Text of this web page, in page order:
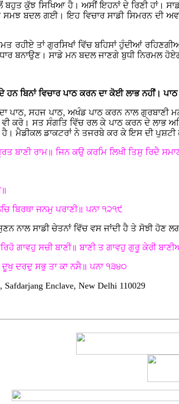
ਕੁੱਝ ਸਿਖਿਆ ਹੈ। ਅਸੀਂ ਇਹਨਾਂ ਦੇ ਰਿਣੀ ਹਾਂ।
ਸਮਝ ਬਦਲ ਗਈ। ਇਹ ਵਿਚਾਰ ਸਾਡੀ ਸਿਮਰਨ
ਰਹੀਏ ਤਾਂ ਗੁਰਸਿਖਾਂ ਵਿੱਚ ਬਹਿਸਾਂ ਹੁੰਦੀਆਂ
ਬਨਾਉਣ। ਸਾਡੇ ਮਨ ਬਦਲ ਜਾਣਗੇ ਬੁਧੀ ਨਿਰਮਲ
ਹਨ ਬਿਨਾਂ ਵਿਚਾਰ ਪਾਠ ਕਰਨ ਦਾ ਕੋਈ ਲਾਭ ਨਹੀਂ।
ਦਾ ਪਾਠ, ਸਹਜ ਪਾਠ, ਅਖੰਡ ਪਾਠ ਕਰਨ ਨਾਲ
ਕਰੋ। ਸਤ ਸੰਗਤਿ ਵਿੱਚ ਰਲ ਕੇ ਪਾਠ ਕਰਨ ਦੇ ਲਾਭ
ਮੈਡੀਕਲ ਡਾਕਟਰਾਂ ਨੇ ਤਜਰਬੇ ਕਰ ਕੇ ਇਸ ਦੀ ਪੁਸ਼ਟੀ
ਬਾਣੀ ਰਾਮ॥ ਜਿਨ ਕਉ ਕਰਮਿ ਲਿਖੀ ਤਿਸੁ ਰਿਦੈ
ਬਿਰਥਾ ਜਨਮੁ ਪਰਾਣੀ॥ ਪਨਾ ੧੨੧੯
ਨਾਲ ਸਾਡੀ ਚੇਤਨਾਂ ਵਿੱਚ ਵਸ ਜਾਂਦੀ ਹੈ ਤੇ ਸੋਝੀ ਹੋਣ
ਗਾਵਹੁ ਸਚੀ ਬਾਣੀ॥ ਬਾਣੀ ਤ ਗਾਵਹੁ ਗੁਰੂ ਕੇਰੀ
ਦੂਖੁ ਦਰਦੁ ਸਭੁ ਤਾ ਕਾ ਨਸੈ॥ ਪਨਾ ੧੩੪੦
Enclave, New Delhi 110029